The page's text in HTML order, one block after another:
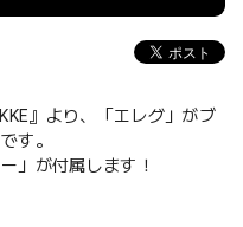
』より、「エレグ」がブ
す。
」が付属します！